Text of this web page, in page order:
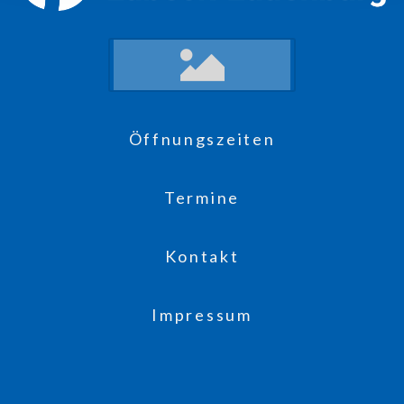
Öffnungszeiten
Termine
Kontakt
Impressum